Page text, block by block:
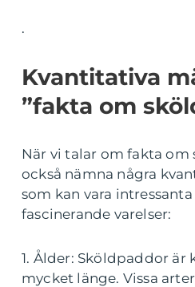
.
Kvantitativa
”fakta om
När vi talar om fakta
också nämna några
som kan vara
fascinerande varelser:
1. Ålder: Sköldpaddor är
mycket länge. Vissa